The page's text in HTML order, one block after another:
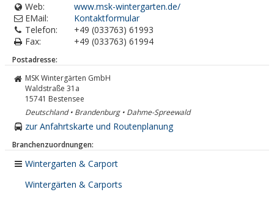
Web:
www.msk-wintergarten.de/
EMail:
Kontaktformular
Telefon:
+49 (033763) 61993
Fax:
+49 (033763) 61994
Postadresse:
MSK Wintergärten GmbH
Waldstraße 31a
15741 Bestensee
Deutschland • Brandenburg • Dahme-Spreewald
zur Anfahrtskarte und Routenplanung
Branchenzuordnungen:
Wintergarten & Carport
Wintergärten & Carports